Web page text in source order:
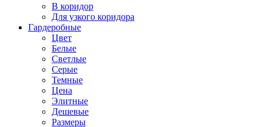
В коридор
Для узкого коридора
Гардеробные
Цвет
Белые
Светлые
Серые
Темные
Цена
Элитные
Дешевые
Размеры